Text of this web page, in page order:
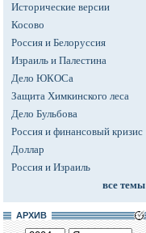
Исторические версии
Косово
Россия и Белоруссия
Израиль и Палестина
Дело ЮКОСа
Защита Химкинского леса
Дело Бульбова
Россия и финансовый кризис
Доллар
Россия и Израиль
все темы
АРХИВ